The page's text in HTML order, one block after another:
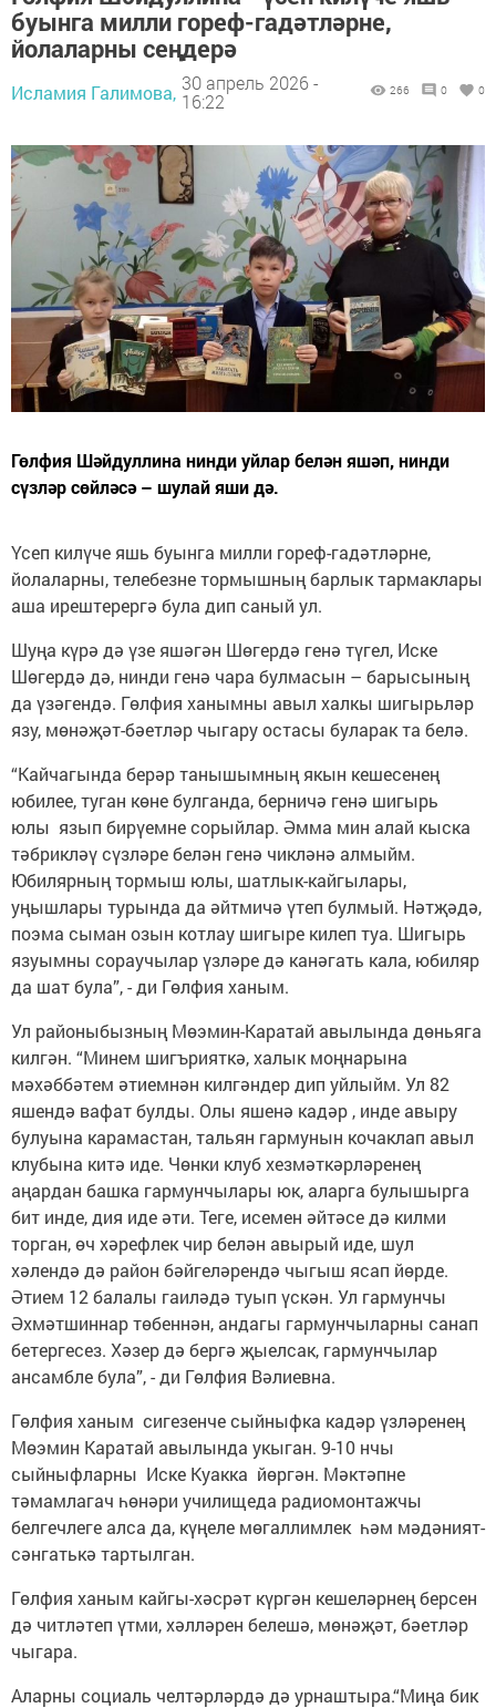
буынга милли гореф-гадәтләрне,
йолаларны сеңдерә
Исламия Галимова, 30 апрель 2026 -
16:22
266 0 0
Гөлфия Шәйдуллина нинди уйлар белән яшәп, нинди
сүзләр сөйләсә – шулай яши дә.
Үсеп килүче яшь буынга милли гореф-гадәтләрне,
йолаларны, телебезне тормышның барлык тармаклары
аша ирештерергә була дип саный ул.
Шуңа күрә дә үзе яшәгән Шөгердә генә түгел, Иске
Шөгердә дә, нинди генә чара булмасын – барысының
да үзәгендә. Гөлфия ханымны авыл халкы шигырьләр
язу, мөнәҗәт-бәетләр чыгару остасы буларак та белә.
“Кайчагында берәр танышымның якын кешесенең
юбилее, туган көне булганда, берничә генә шигырь
юлы язып бирүемне сорыйлар. Әмма мин алай кыска
тәбрикләү сүзләре белән генә чикләнә алмыйм.
Юбилярның тормыш юлы, шатлык-кайгылары,
уңышлары турында да әйтмичә үтеп булмый. Нәтҗәдә,
поэма сыман озын котлау шигыре килеп туа. Шигырь
язуымны сораучылар үзләре дә канәгать кала, юбиляр
да шат була”, - ди Гөлфия ханым.
Ул районыбызның Мөэмин-Каратай авылында дөньяга
килгән. “Минем шигърияткә, халык моңнарына
мәхәббәтем әтиемнән килгәндер дип уйлыйм. Ул 82
яшендә вафат булды. Олы яшенә кадәр , инде авыру
булуына карамастан, тальян гармунын кочаклап авыл
клубына китә иде. Чөнки клуб хезмәткәрләренең
аңардан башка гармунчылары юк, аларга булышырга
бит инде, дия иде әти. Теге, исемен әйтәсе дә килми
торган, өч хәрефлек чир белән авырый иде, шул
хәлендә дә район бәйгеләрендә чыгыш ясап йөрде.
Әтием 12 балалы гаиләдә туып үскән. Ул гармунчы
Әхмәтшиннар төбеннән, андагы гармунчыларны санап
бетергесез. Хәзер дә бергә җыелсак, гармунчылар
ансамбле була”, - ди Гөлфия Вәлиевна.
Гөлфия ханым сигезенче сыйныфка кадәр үзләренең
Мөэмин Каратай авылында укыган. 9-10 нчы
сыйныфларны Иске Куакка йөргән. Мәктәпне
тәмамлагач һөнәри училищеда радиомонтажчы
белгечлеге алса да, күңеле мөгаллимлек һәм мәдәният-
сәнгатькә тартылган.
Гөлфия ханым кайгы-хәсрәт күргән кешеләрнең берсен
дә читләтеп үтми, хәлләрен белешә, мөнәҗәт, бәетләр
чыгара.
Аларны социаль челтәрләрдә дә урнаштыра.“Миңа бик